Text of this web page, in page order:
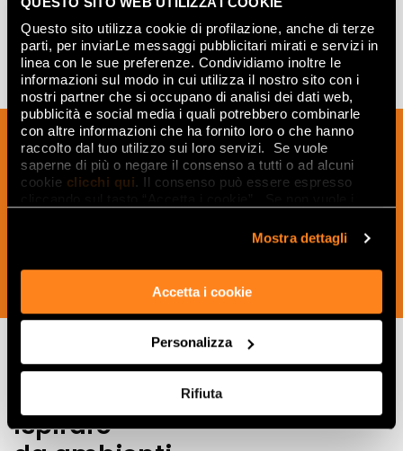
Questo sito utilizza cookie di profilazione, anche di terze
parti, per inviarLe messaggi pubblicitari mirati e servizi in
linea con le sue preferenze. Condividiamo inoltre le
informazioni sul modo in cui utilizza il nostro sito con i
nostri partner che si occupano di analisi dei dati web,
pubblicità e social media i quali potrebbero combinarle
con altre informazioni che ha fornito loro o che hanno
raccolto dal tuo utilizzo sui loro servizi. Se vuole
saperne di più o negare il consenso a tutti o ad alcuni
cookie clicchi qui. Il consenso può essere espresso
Mostra dettagli
Accetta i cookie
Personalizza
Rifiuta
Sign up to our newsletter to receive
news, updates and ideas creatives from
the world of ceramics and interior
design.
ispirare